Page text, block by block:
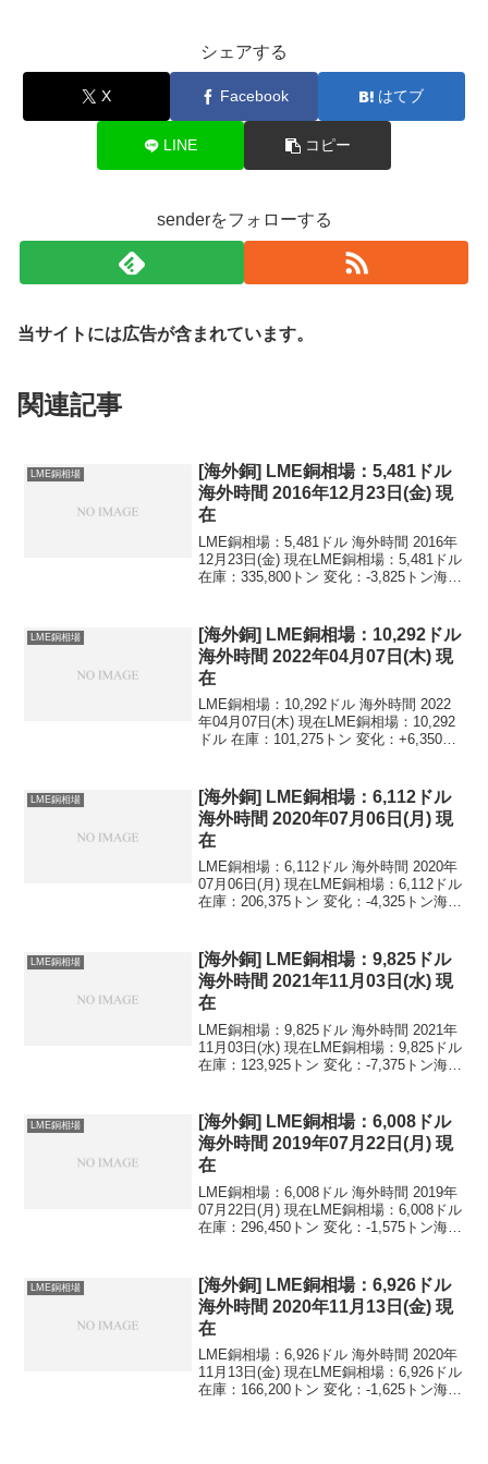
シェアする
X Facebook はてブ
LINE コピー
senderをフォローする
当サイトには広告が含まれています。
関連記事
LME銅相場
[海外銅] LME銅相場：5,481ドル
海外時間 2016年12月23日(金) 現
在
LME銅相場：5,481ドル 海外時間 2016年
12月23日(金) 現在LME銅相場：5,481ドル
在庫：335,800トン 変化：-3,825トン海外
LME銅相場
[海外銅] LME銅相場：10,292ドル
海外時間 2022年04月07日(木) 現
在
LME銅相場：10,292ドル 海外時間 2022
年04月07日(木) 現在LME銅相場：10,292
ドル 在庫：101,275トン 変化：+6,350ト
LME銅相場
[海外銅] LME銅相場：6,112ドル
海外時間 2020年07月06日(月) 現
在
LME銅相場：6,112ドル 海外時間 2020年
07月06日(月) 現在LME銅相場：6,112ドル
在庫：206,375トン 変化：-4,325トン海外
LME銅相場
[海外銅] LME銅相場：9,825ドル
海外時間 2021年11月03日(水) 現
在
LME銅相場：9,825ドル 海外時間 2021年
11月03日(水) 現在LME銅相場：9,825ドル
在庫：123,925トン 変化：-7,375トン海外
LME銅相場
[海外銅] LME銅相場：6,008ドル
海外時間 2019年07月22日(月) 現
在
LME銅相場：6,008ドル 海外時間 2019年
07月22日(月) 現在LME銅相場：6,008ドル
在庫：296,450トン 変化：-1,575トン海外
LME銅相場
[海外銅] LME銅相場：6,926ドル
海外時間 2020年11月13日(金) 現
在
LME銅相場：6,926ドル 海外時間 2020年
11月13日(金) 現在LME銅相場：6,926ドル
在庫：166,200トン 変化：-1,625トン海外